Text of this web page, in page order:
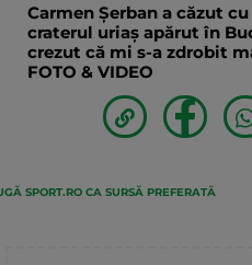
Carmen Șerban a căzut
craterul uriaș apărut în
crezut că mi s-a zdrobit
FOTO & VIDEO
SPORT.RO CA SURSĂ PREFERATĂ